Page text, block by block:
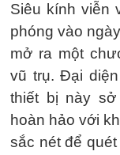
Siêu kính viễn
phóng vào
mở ra một
vũ trụ. Đại
thiết bị này
hoàn hảo với
sắc nét để